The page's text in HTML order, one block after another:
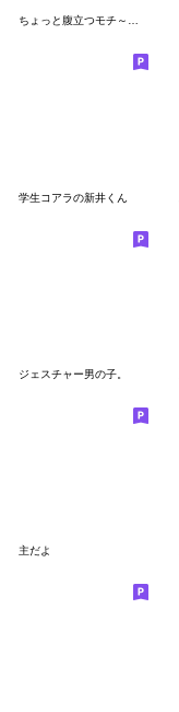
ちょっと腹立つモチ～敬～
学生コアラの新井くん
ジェスチャー男の子。
主だよ